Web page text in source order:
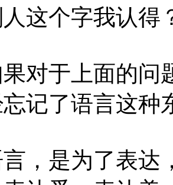
这个字我认得
于上面的问题
记了语言这种
是为了表达